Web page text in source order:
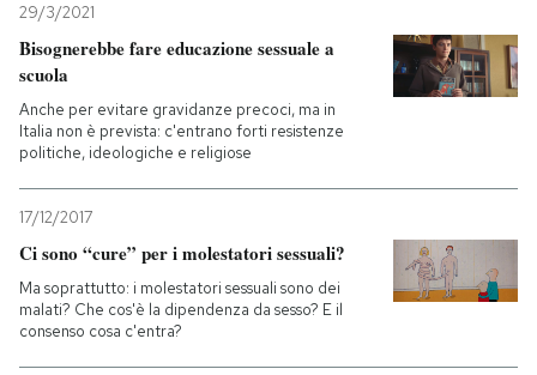
29/3/2021
Bisognerebbe fare educazione sessuale a
scuola
Anche per evitare gravidanze precoci, ma in
Italia non è prevista: c'entrano forti resistenze
politiche, ideologiche e religiose
17/12/2017
Ci sono “cure” per i molestatori sessuali?
Ma soprattutto: i molestatori sessuali sono dei
malati? Che cos'è la dipendenza da sesso? E il
consenso cosa c'entra?